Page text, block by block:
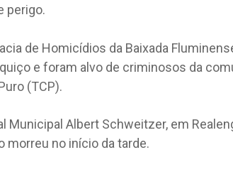
perigo.
de Homicídios da Baixada
e foram alvo de criminosos da
(TCP).
Albert Schweitzer, em
morreu no início da tarde.